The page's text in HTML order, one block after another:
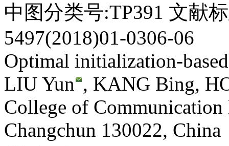
中图分类号:TP391 文献
5497(2018)01-0306-06
Optimal initialization-
LIU Yun , KANG Bing,
College of
Changchun 130022, China